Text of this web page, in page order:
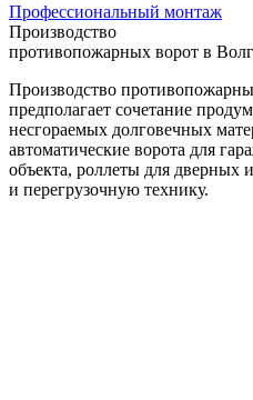
Профессиональный монтаж
Производство
противопожарных ворот в
Производство
предполагает сочетание
несгораемых долговечных
автоматические ворота для
объекта, роллеты для
и перегрузочную технику.